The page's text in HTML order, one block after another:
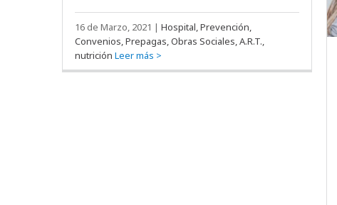
16 de Marzo, 2021 |Hospital, Prevención,
Convenios, Prepagas, Obras Sociales, A.R.T.,
nutrición Leer más >